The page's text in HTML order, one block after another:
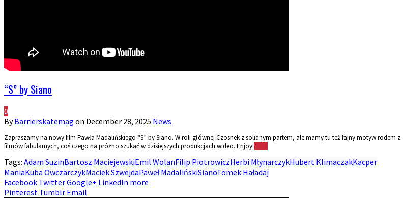
“S” by Siano
0
ByBarrierskatemag on December 28, 2025 News
Zapraszamy na nowy film Pawła Madalińskiego “S” by Siano. W roli głównej Czosnek z solidnym partem, ale mamy tu też fajny motyw rodem z
filmów fabularnych, coś czego na próżno szukać w dzisiejszych produkcjach wideo. Enjoy!
Tags: Adam SuzinBartosz MaciejewskiEmil WolanFilip PiotrowiczHerbi MłynarczykHubert KlimaczakKacper
ManiaKuba OwczarczykMaciek SzwejdaPaweł MadalińskiSianoTomek Haładaj
Facebook TwitterGoogle+ LinkedIn more
Pinterest Tumblr Email